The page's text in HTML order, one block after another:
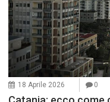
18 Aprile 2026 0